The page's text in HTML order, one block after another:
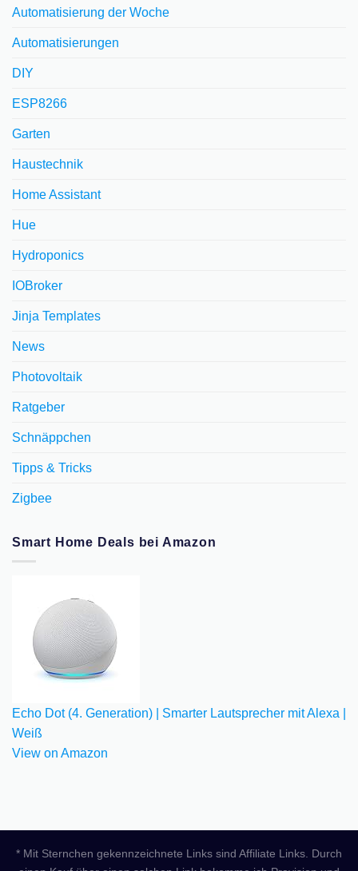
Automatisierung der Woche
Automatisierungen
DIY
ESP8266
Garten
Haustechnik
Home Assistant
Hue
Hydroponics
IOBroker
Jinja Templates
News
Photovoltaik
Ratgeber
Schnäppchen
Tipps & Tricks
Zigbee
Smart Home Deals bei Amazon
Echo Dot (4. Generation) | Smarter Lautsprecher mit Alexa |
Weiß
View on Amazon
* Mit Sternchen gekennzeichnete Links sind Affiliate Links. Durch